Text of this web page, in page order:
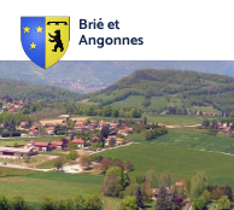
Brié et
Angonnes